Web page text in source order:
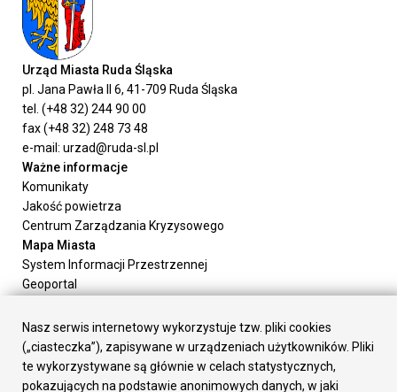
Urząd Miasta Ruda Śląska
pl. Jana Pawła II 6, 41-709 Ruda Śląska
tel. (+48 32) 244 90 00
fax (+48 32) 248 73 48
e-mail: urzad@ruda-sl.pl
Ważne informacje
Komunikaty
Jakość powietrza
Centrum Zarządzania Kryzysowego
Mapa Miasta
System Informacji Przestrzennej
Geoportal
Załatw sprawę
Prezydent Miasta
Rada Miasta
Wydziały
Nasz serwis internetowy wykorzystuje tzw. pliki cookies
(„ciasteczka”), zapisywane w urządzeniach użytkowników. Pliki
te wykorzystywane są głównie w celach statystycznych,
pokazujących na podstawie anonimowych danych, w jaki